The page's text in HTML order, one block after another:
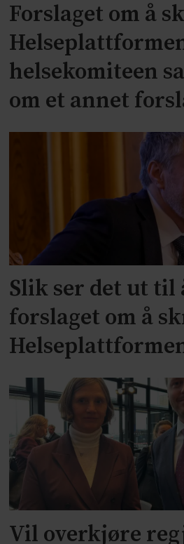
Forslaget om å
helsekomiteen
om et annet
Slik ser det ut til
forslaget om å
Vil overkjøre